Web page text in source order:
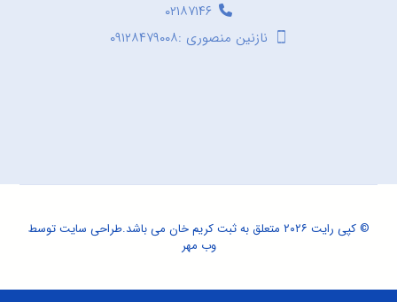
۰۲۱۸۷۱۴۶
نازنین منصوری :۰۹۱۲۸۴۷۹۰۰۸
© کپی رایت ۲۰۲۶ متعلق به ثبت کریم خان می باشد. طراحی سایتتوسط
وب مهر